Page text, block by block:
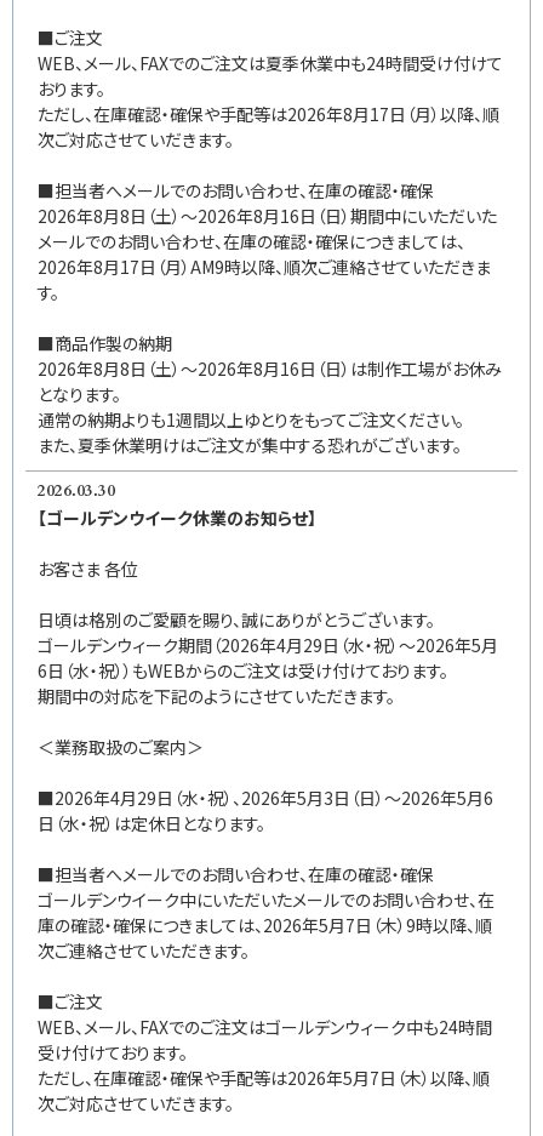
■ご注文
WEB、メール、FAXでのご注文は夏季休業中も24時間受け付けて
おります。
ただし、在庫確認・確保や手配等は2026年8月17日（月）以降、順
次ご対応させていだきます。
■担当者へメールでのお問い合わせ、在庫の確認・確保
2026年8月8日（土）～2026年8月16日（日）期間中にいただいた
メールでのお問い合わせ、在庫の確認・確保につきましては、
2026年8月17日（月）AM9時以降、順次ご連絡させていただきま
す。
■商品作製の納期
2026年8月8日（土）～2026年8月16日（日）は制作工場がお休み
となります。
通常の納期よりも1週間以上ゆとりをもってご注文ください。
また、夏季休業明けはご注文が集中する恐れがございます。
2026.03.30
【ゴールデンウイーク休業のお知らせ】
お客さま 各位
日頃は格別のご愛顧を賜り、誠にありがとうございます。
ゴールデンウィーク期間（2026年4月29日（水・祝）～2026年5月
6日（水・祝））もWEBからのご注文は受け付けております。
期間中の対応を下記のようにさせていただきます。
＜業務取扱のご案内＞
■2026年4月29日（水・祝）、2026年5月3日（日）～2026年5月6
日（水・祝）は定休日となります。
■担当者へメールでのお問い合わせ、在庫の確認・確保
ゴールデンウイーク中にいただいたメールでのお問い合わせ、在
庫の確認・確保につきましては、2026年5月7日（木）9時以降、順
次ご連絡させていただきます。
■ご注文
WEB、メール、FAXでのご注文はゴールデンウィーク中も24時間
受け付けております。
ただし、在庫確認・確保や手配等は2026年5月7日（木）以降、順
次ご対応させていだきます。